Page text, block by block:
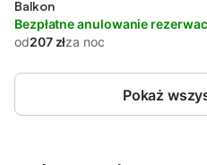
Balkon
Bezpłatne anulowanie
od207 złza noc
Pokaż